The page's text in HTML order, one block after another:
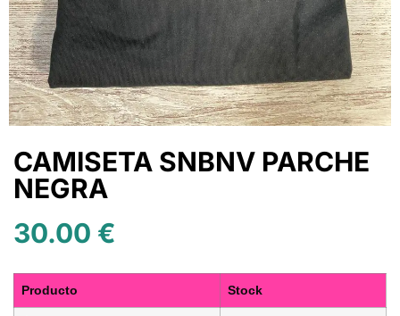
CAMISETA SNBNV PARCHE
NEGRA
30.00 €
Producto Stock